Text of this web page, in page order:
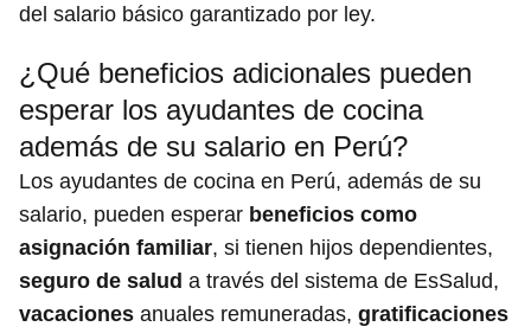
del salario básico garantizado por ley.
¿Qué beneficios adicionales pueden
esperar los ayudantes de cocina
además de su salario en Perú?
Los ayudantes de cocina en Perú, además de su
salario, pueden esperar beneficios como
asignación familiar, si tienen hijos dependientes,
seguro de salud a través del sistema de EsSalud,
vacaciones anuales remuneradas, gratificaciones